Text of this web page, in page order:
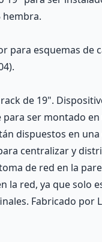
hembra.
para esquemas de
de 19".
ser montado
dispuestos en
centralizar y
de red en la
la red, ya que solo
Fabricado por